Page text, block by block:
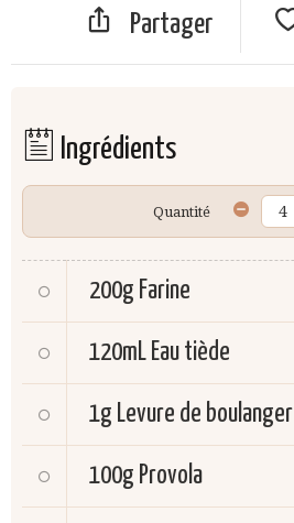
Partager
Ingrédients
Quantité
200g Farine
120mL Eau tiède
1g Levure de boulanger
100g Provola